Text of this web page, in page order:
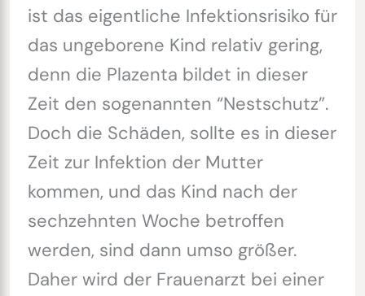
ist das eigentliche Infektionsrisiko für
das ungeborene Kind relativ gering,
denn die Plazenta bildet in dieser
Zeit den sogenannten “Nestschutz”.
Doch die Schäden, sollte es in dieser
Zeit zur Infektion der Mutter
kommen, und das Kind nach der
sechzehnten Woche betroffen
werden, sind dann umso größer.
Daher wird der Frauenarzt bei einer